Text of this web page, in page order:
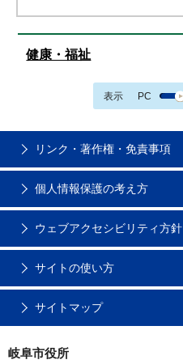
健康・福祉
表示 PC
リンク・著作権・免責事項
個人情報保護の考え方
ウェブアクセシビリティ方針
サイトの使い方
サイトマップ
岐阜市役所